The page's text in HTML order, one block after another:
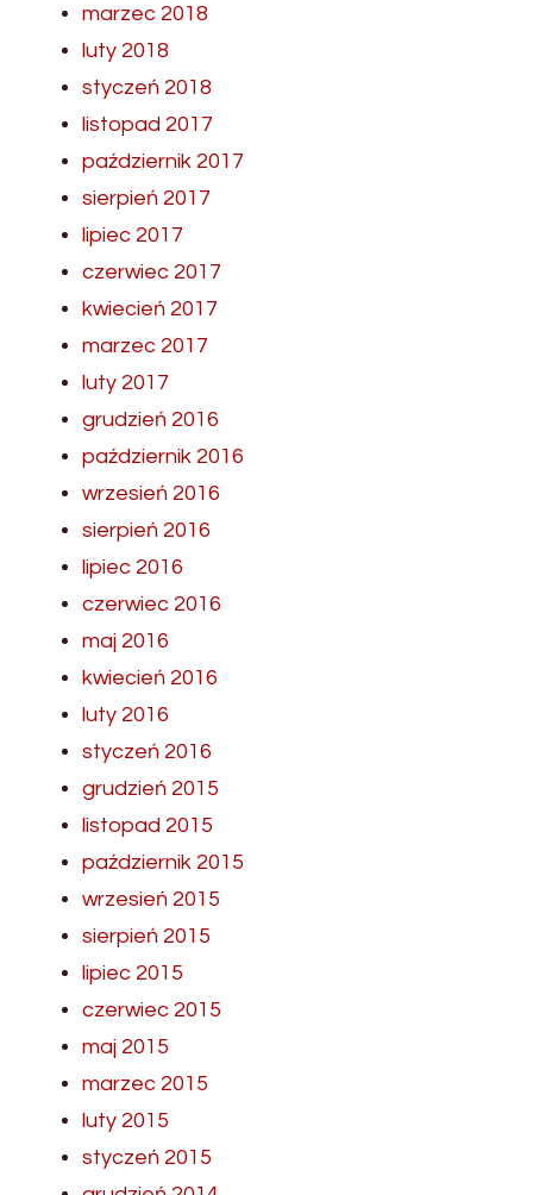
marzec 2018
luty 2018
styczeń 2018
listopad 2017
październik 2017
sierpień 2017
lipiec 2017
czerwiec 2017
kwiecień 2017
marzec 2017
luty 2017
grudzień 2016
październik 2016
wrzesień 2016
sierpień 2016
lipiec 2016
czerwiec 2016
maj 2016
kwiecień 2016
luty 2016
styczeń 2016
grudzień 2015
listopad 2015
październik 2015
wrzesień 2015
sierpień 2015
lipiec 2015
czerwiec 2015
maj 2015
marzec 2015
luty 2015
styczeń 2015